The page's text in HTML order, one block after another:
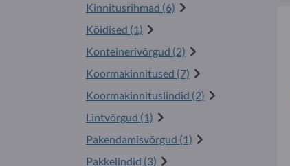
Kinnitusrihmad (6)
Köidised (1)
Konteinerivõrgud (2)
Koormakinnitused (7)
Koormakinnituslindid (2)
Lintvõrgud (1)
Pakendamisvõrgud (1)
Pakkelindid (3)